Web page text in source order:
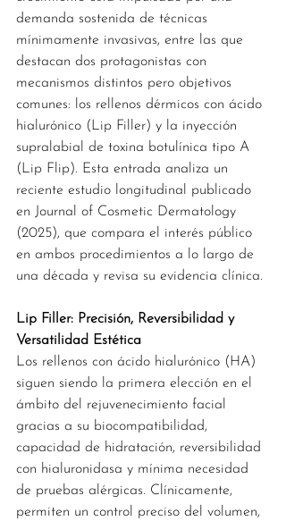
demanda sostenida de técnicas
mínimamente invasivas, entre las que
destacan dos protagonistas con
mecanismos distintos pero objetivos
comunes: los rellenos dérmicos con ácido
hialurónico (Lip Filler) y la inyección
supralabial de toxina botulínica tipo A
(Lip Flip). Esta entrada analiza un
reciente estudio longitudinal publicado
en Journal of Cosmetic Dermatology
(2025), que compara el interés público
en ambos procedimientos a lo largo de
una década y revisa su evidencia clínica.
Lip Filler: Precisión, Reversibilidad y
Versatilidad Estética
Los rellenos con ácido hialurónico (HA)
siguen siendo la primera elección en el
ámbito del rejuvenecimiento facial
gracias a su biocompatibilidad,
capacidad de hidratación, reversibilidad
con hialuronidasa y mínima necesidad
de pruebas alérgicas. Clínicamente,
permiten un control preciso del volumen,